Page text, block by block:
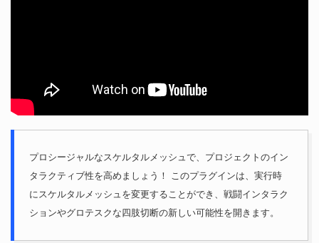
プロシージャルなスケルタルメッシュで、プロジェクトのイン
タラクティブ性を高めましょう！ このプラグインは、実行時
にスケルタルメッシュを変更することができ、戦闘インタラク
ションやグロテスクな四肢切断の新しい可能性を開きます。